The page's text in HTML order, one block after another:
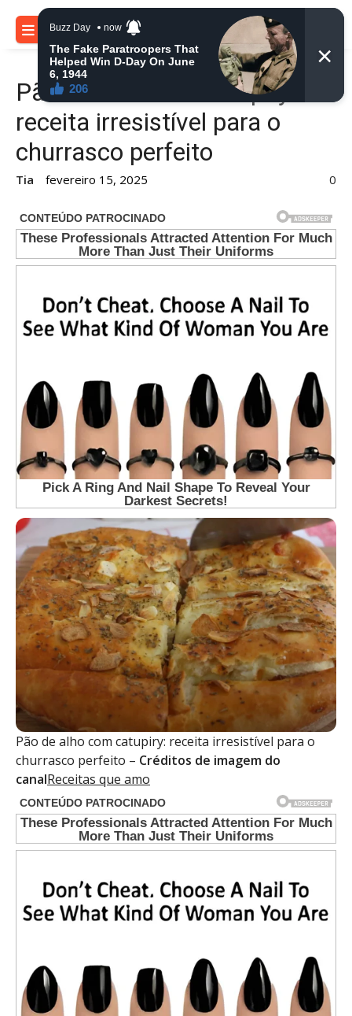
content
MENU
Pão de alho com catupiry:
receita irresistível para o
churrasco perfeito
Tia fevereiro 15, 2025 0
Pão de alho com catupiry: receita irresistível para o
churrasco perfeito – Créditos de imagem do
canalReceitas que amo